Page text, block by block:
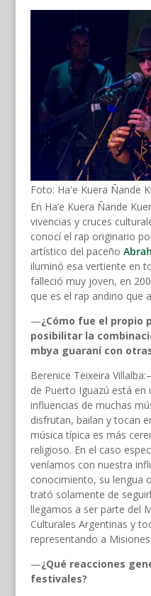
Foto: Ha'e Kuera Ñande
En Ha’e Kuera Ñande
vivencias y cruces
conocí el rap originario
artístico del paceño
iluminó esa vertiente en
falleció muy joven, en
que es el rap andino que
—¿Cómo fue el propio
posibilitar la
mbya guaraní con
Berenice Teixeira
de Puerto Iguazú está en
influencias de muchas
disfrutan, bailan y tocan
música típica es más
religioso. En el caso
veníamos con nuestra
conocimiento, su lengua
trató solamente de
llegamos a ser parte del
Culturales Argentinas y
representando a Misiones.
—¿Qué reacciones
festivales?